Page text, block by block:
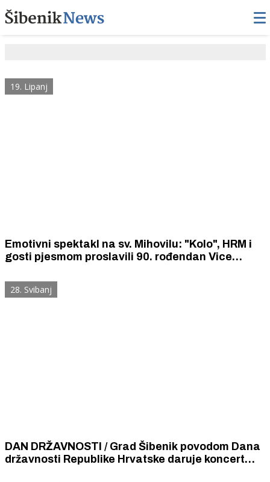
19. Lipanj
Emotivni spektakl na sv. Mihovilu: "Kolo", HRM i
gosti pjesmom proslavili 90. rođendan Vice
28. Svibanj
DAN DRŽAVNOSTI / Grad Šibenik povodom Dana
državnosti Republike Hrvatske daruje koncert